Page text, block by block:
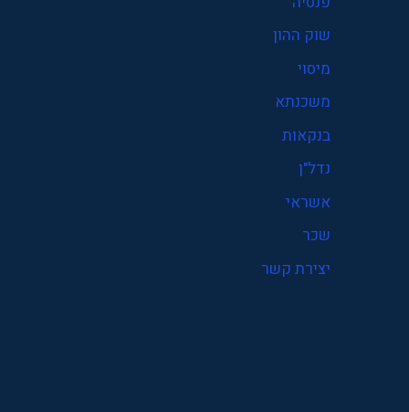
שוק ההון
מיסוי
משכנתא
בנקאות
נדל"ן
אשראי
שכר
יצירת קשר